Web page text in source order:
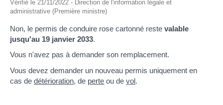
Vérifié le 21/11/2022 - Direction de l'information légale et
administrative (Première ministre)
Non, le permis de conduire rose cartonné restevalable
jusqu'au 19 janvier 2033.
Vous n'avez pas à demander son remplacement.
Vous devez demander un nouveau permis uniquement en
cas dedétérioration, de perte ou devol.